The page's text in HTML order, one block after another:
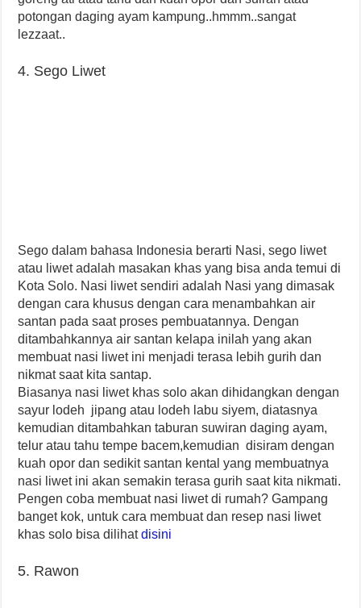
potongan daging ayam kampung..hmmm..sangat
lezzaat..
4. Sego Liwet
Sego dalam bahasa Indonesia berarti Nasi, sego liwet
atau liwet adalah masakan khas yang bisa anda temui di
Kota Solo. Nasi liwet sendiri adalah Nasi yang dimasak
dengan cara khusus dengan cara menambahkan air
santan pada saat proses pembuatannya. Dengan
ditambahkannya air santan kelapa inilah yang akan
membuat nasi liwet ini menjadi terasa lebih gurih dan
nikmat saat kita santap.
Biasanya nasi liwet khas solo akan dihidangkan dengan
sayur lodeh jipang atau lodeh labu siyem, diatasnya
kemudian ditambahkan taburan suwiran daging ayam,
telur atau tahu tempe bacem,kemudian disiram dengan
kuah opor dan sedikit santan kental yang membuatnya
nasi liwet ini akan semakin terasa gurih saat kita nikmati.
Pengen coba membuat nasi liwet di rumah? Gampang
banget kok, untuk cara membuat dan resep nasi liwet
khas solo bisa dilihatdisini
5. Rawon